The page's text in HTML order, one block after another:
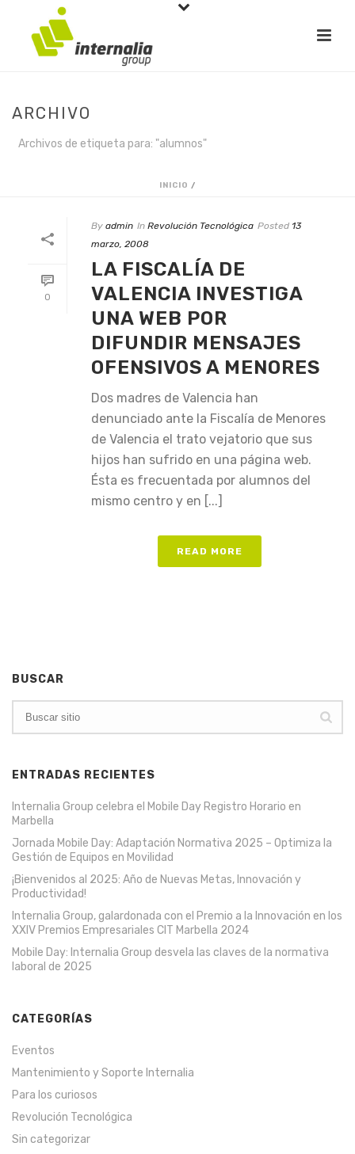
ARCHIVO
Archivos de etiqueta para: "alumnos"
INICIO /
0
By admin In Revolución Tecnológica Posted 13
marzo, 2008
LA FISCALÍA DE
VALENCIA INVESTIGA
UNA WEB POR
DIFUNDIR MENSAJES
OFENSIVOS A MENORES
Dos madres de Valencia han
denunciado ante la Fiscalía de Menores
de Valencia el trato vejatorio que sus
hijos han sufrido en una página web.
Ésta es frecuentada por alumnos del
mismo centro y en [...]
READ MORE
BUSCAR
ENTRADAS RECIENTES
Internalia Group celebra el Mobile Day Registro Horario en
Marbella
Jornada Mobile Day: Adaptación Normativa 2025 – Optimiza la
Gestión de Equipos en Movilidad
¡Bienvenidos al 2025: Año de Nuevas Metas, Innovación y
Productividad!
Internalia Group, galardonada con el Premio a la Innovación en los
XXIV Premios Empresariales CIT Marbella 2024
Mobile Day: Internalia Group desvela las claves de la normativa
laboral de 2025
CATEGORÍAS
Eventos
Mantenimiento y Soporte Internalia
Para los curiosos
Revolución Tecnológica
Sin categorizar